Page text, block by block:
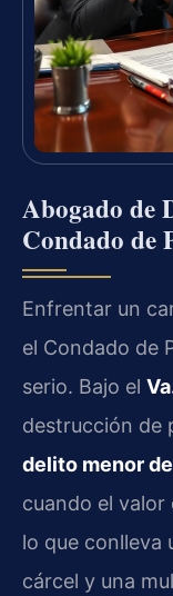
Abogado de
Condado de
Enfrentar un
el Condado de
serio. Bajo el
destrucción de
delito menor
cuando el
lo que conlleva
cárcel y una